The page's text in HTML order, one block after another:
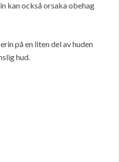
kan också orsaka obehag
på en liten del av huden
hud.